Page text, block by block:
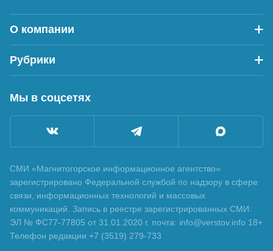
О компании
Рубрики
Мы в соцсетях
СМИ «Магнитогорское информационное агентство»
зарегистрировано Федеральной службой по надзору в сфере
связи, информационных технологий и массовых
коммуникаций. Запись в реестре зарегистрированных СМИ:
ЭЛ № ФС77-77805 от 31.01.2020 г. почта: info@verstov.info 18+
Телефон редакции +7 (3519) 279-733